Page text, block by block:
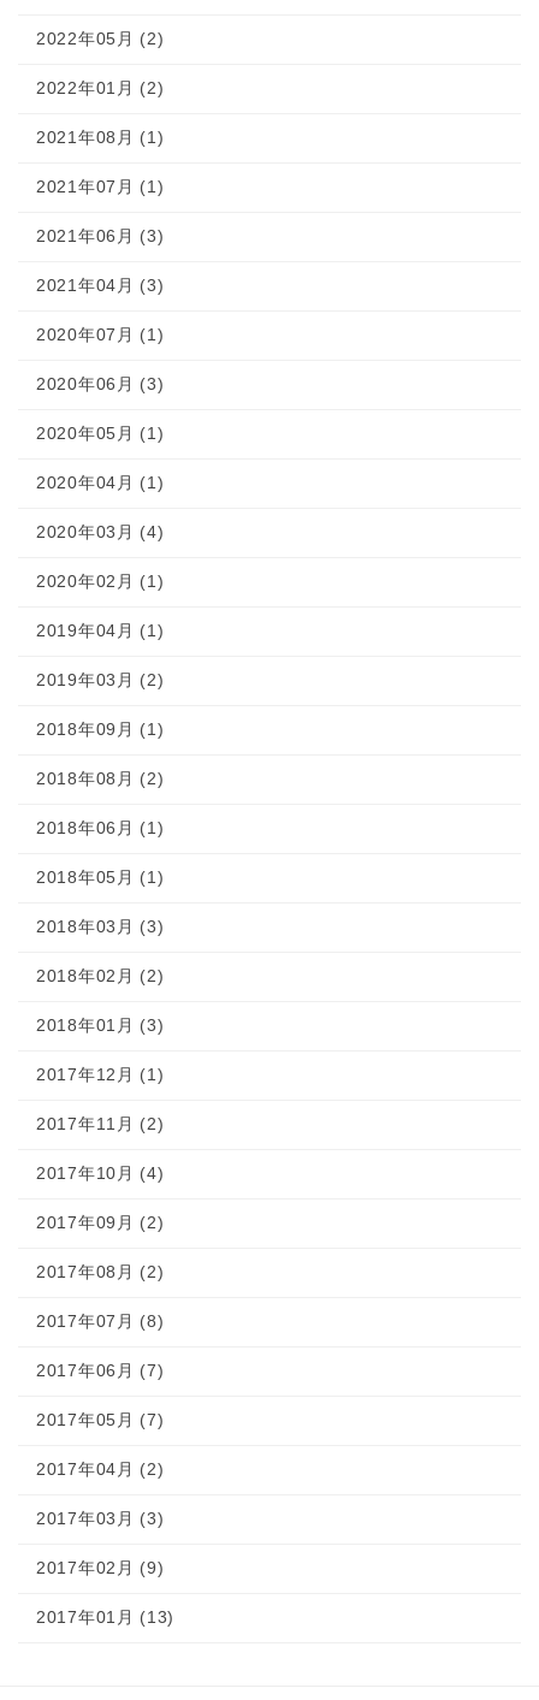
2022年05月 (2)
2022年01月 (2)
2021年08月 (1)
2021年07月 (1)
2021年06月 (3)
2021年04月 (3)
2020年07月 (1)
2020年06月 (3)
2020年05月 (1)
2020年04月 (1)
2020年03月 (4)
2020年02月 (1)
2019年04月 (1)
2019年03月 (2)
2018年09月 (1)
2018年08月 (2)
2018年06月 (1)
2018年05月 (1)
2018年03月 (3)
2018年02月 (2)
2018年01月 (3)
2017年12月 (1)
2017年11月 (2)
2017年10月 (4)
2017年09月 (2)
2017年08月 (2)
2017年07月 (8)
2017年06月 (7)
2017年05月 (7)
2017年04月 (2)
2017年03月 (3)
2017年02月 (9)
2017年01月 (13)